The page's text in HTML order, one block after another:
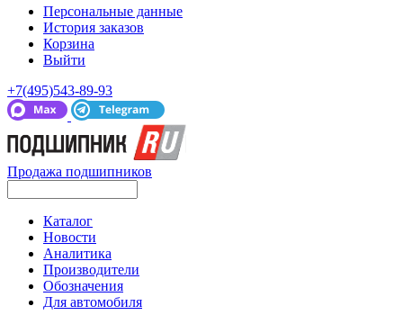
Персональные данные
История заказов
Корзина
Выйти
+7(495)543-89-93
Продажа подшипников
Каталог
Новости
Аналитика
Производители
Обозначения
Для автомобиля